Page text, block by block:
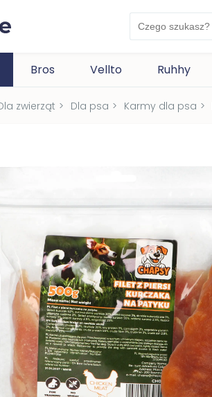
Bros Vellto Ruhhy
zwierząt > Dla psa > Karmy dla psa >